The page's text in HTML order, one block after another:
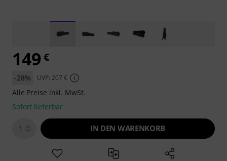
149 €
-28% UVP: 207 €
Alle Preise inkl. MwSt.
Sofort lieferbar
1 IN DEN WARENKORB